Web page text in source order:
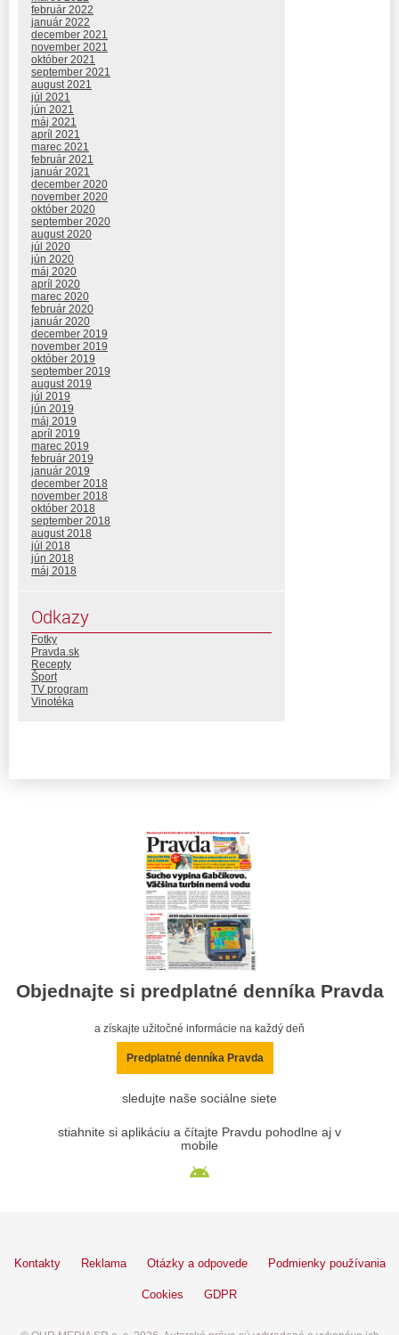
február 2022
január 2022
december 2021
november 2021
október 2021
september 2021
august 2021
júl 2021
jún 2021
máj 2021
apríl 2021
marec 2021
február 2021
január 2021
december 2020
november 2020
október 2020
september 2020
august 2020
júl 2020
jún 2020
máj 2020
apríl 2020
marec 2020
február 2020
január 2020
december 2019
november 2019
október 2019
september 2019
august 2019
júl 2019
jún 2019
máj 2019
apríl 2019
marec 2019
február 2019
január 2019
december 2018
november 2018
október 2018
september 2018
august 2018
júl 2018
jún 2018
máj 2018
Odkazy
Fotky
Pravda.sk
Recepty
Šport
TV program
Vinotéka
Objednajte si predplatné denníka Pravda
a získajte užitočné informácie na každý deň
Predplatné denníka Pravda
sledujte naše sociálne siete
stiahnite si aplikáciu a čítajte Pravdu pohodlne aj v
mobile
Kontakty Reklama Otázky a odpovede Podmienky používania
Cookies GDPR